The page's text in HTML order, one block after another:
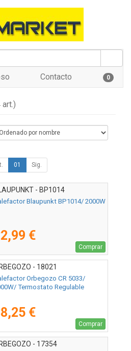
Contacto 0
art.)
01 Sig.
- BP1014
Blaupunkt BP1014/ 2000W
€
Comprar
- 18021
Orbegozo CR 5033/
Termostato Regulable
€
Comprar
- 17354